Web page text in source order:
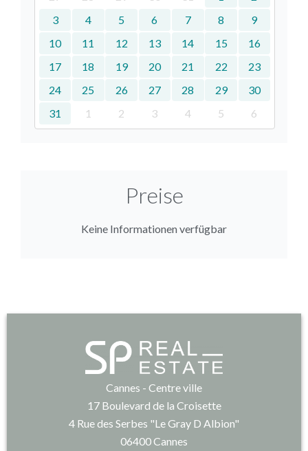
3
4 5 6 7 8
9
10
11 12 13 14 15
16
17
18 19 20 21 22
23
24
25 26 27 28 29
30
31
1 2 3 4 5 6
Preise
Keine Informationen verfügbar
Cannes - Centre ville
17 Boulevard de la Croisette
4 Rue des Serbes "Le Gray D Albion"
06400Cannes